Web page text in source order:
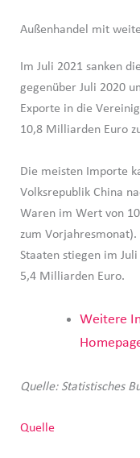
Außenhandel mit
Im Juli 2021 sanken
gegenüber Juli 2020
Exporte in die
10,8 Milliarden Euro
Die meisten Importe
Volksrepublik China
Waren im Wert von
zum
Staaten stiegen im
5,4 Milliarden Euro.
Weitere
Quelle: Statistisches
Quelle